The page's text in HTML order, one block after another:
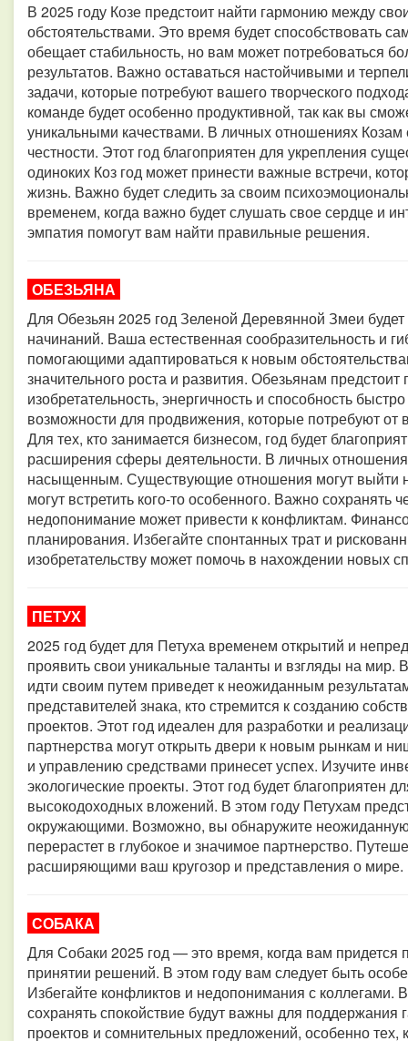
В 2025 году Козе предстоит найти гармонию между
обстоятельствами. Это время будет способствовать
обещает стабильность, но вам может потребоваться
результатов. Важно оставаться настойчивыми и
задачи, которые потребуют вашего творческого
команде будет особенно продуктивной, так как вы
уникальными качествами. В личных отношениях Козам
честности. Этот год благоприятен для укрепления
одиноких Коз год может принести важные встречи,
жизнь. Важно будет следить за своим
временем, когда важно будет слушать свое сердце и
эмпатия помогут вам найти правильные решения.
ОБЕЗЬЯНА
Для Обезьян 2025 год Зеленой Деревянной Змеи
начинаний. Ваша естественная сообразительность и
помогающими адаптироваться к новым
значительного роста и развития. Обезьянам
изобретательность, энергичность и способность
возможности для продвижения, которые потребуют от
Для тех, кто занимается бизнесом, год будет
расширения сферы деятельности. В личных
насыщенным. Существующие отношения могут выйти
могут встретить кого-то особенного. Важно сохранять
недопонимание может привести к конфликтам.
планирования. Избегайте спонтанных трат и
изобретательству может помочь в нахождении новых
ПЕТУХ
2025 год будет для Петуха временем открытий и
проявить свои уникальные таланты и взгляды на мир.
идти своим путем приведет к неожиданным
представителей знака, кто стремится к созданию
проектов. Этот год идеален для разработки и
партнерства могут открыть двери к новым рынкам и
и управлению средствами принесет успех. Изучите
экологические проекты. Этот год будет благоприятен
высокодоходных вложений. В этом году Петухам
окружающими. Возможно, вы обнаружите неожиданную
перерастет в глубокое и значимое партнерство.
расширяющими ваш кругозор и представления о мире.
СОБАКА
Для Собаки 2025 год — это время, когда вам придется
принятии решений. В этом году вам следует быть
Избегайте конфликтов и недопонимания с коллегами.
сохранять спокойствие будут важны для
проектов и сомнительных предложений, особенно